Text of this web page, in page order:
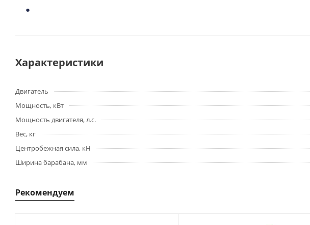
Характеристики
Двигатель
Мощность, кВт
Мощность двигателя, л.с.
Вес, кг
Центробежная сила, кН
Ширина барабана, мм
Рекомендуем